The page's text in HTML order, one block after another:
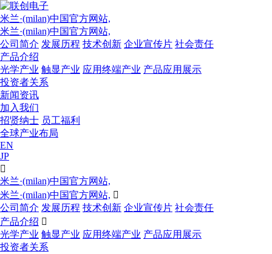
米兰·(milan)中国官方网站,
米兰·(milan)中国官方网站,
公司简介 发展历程 技术创新 企业宣传片 社会责任
产品介绍
光学产业 触显产业 应用终端产业 产品应用展示
投资者关系
新闻资讯
加入我们
招贤纳士 员工福利
全球产业布局
EN
JP

米兰·(milan)中国官方网站,
米兰·(milan)中国官方网站, 
公司简介 发展历程 技术创新 企业宣传片 社会责任
产品介绍 
光学产业 触显产业 应用终端产业 产品应用展示
投资者关系